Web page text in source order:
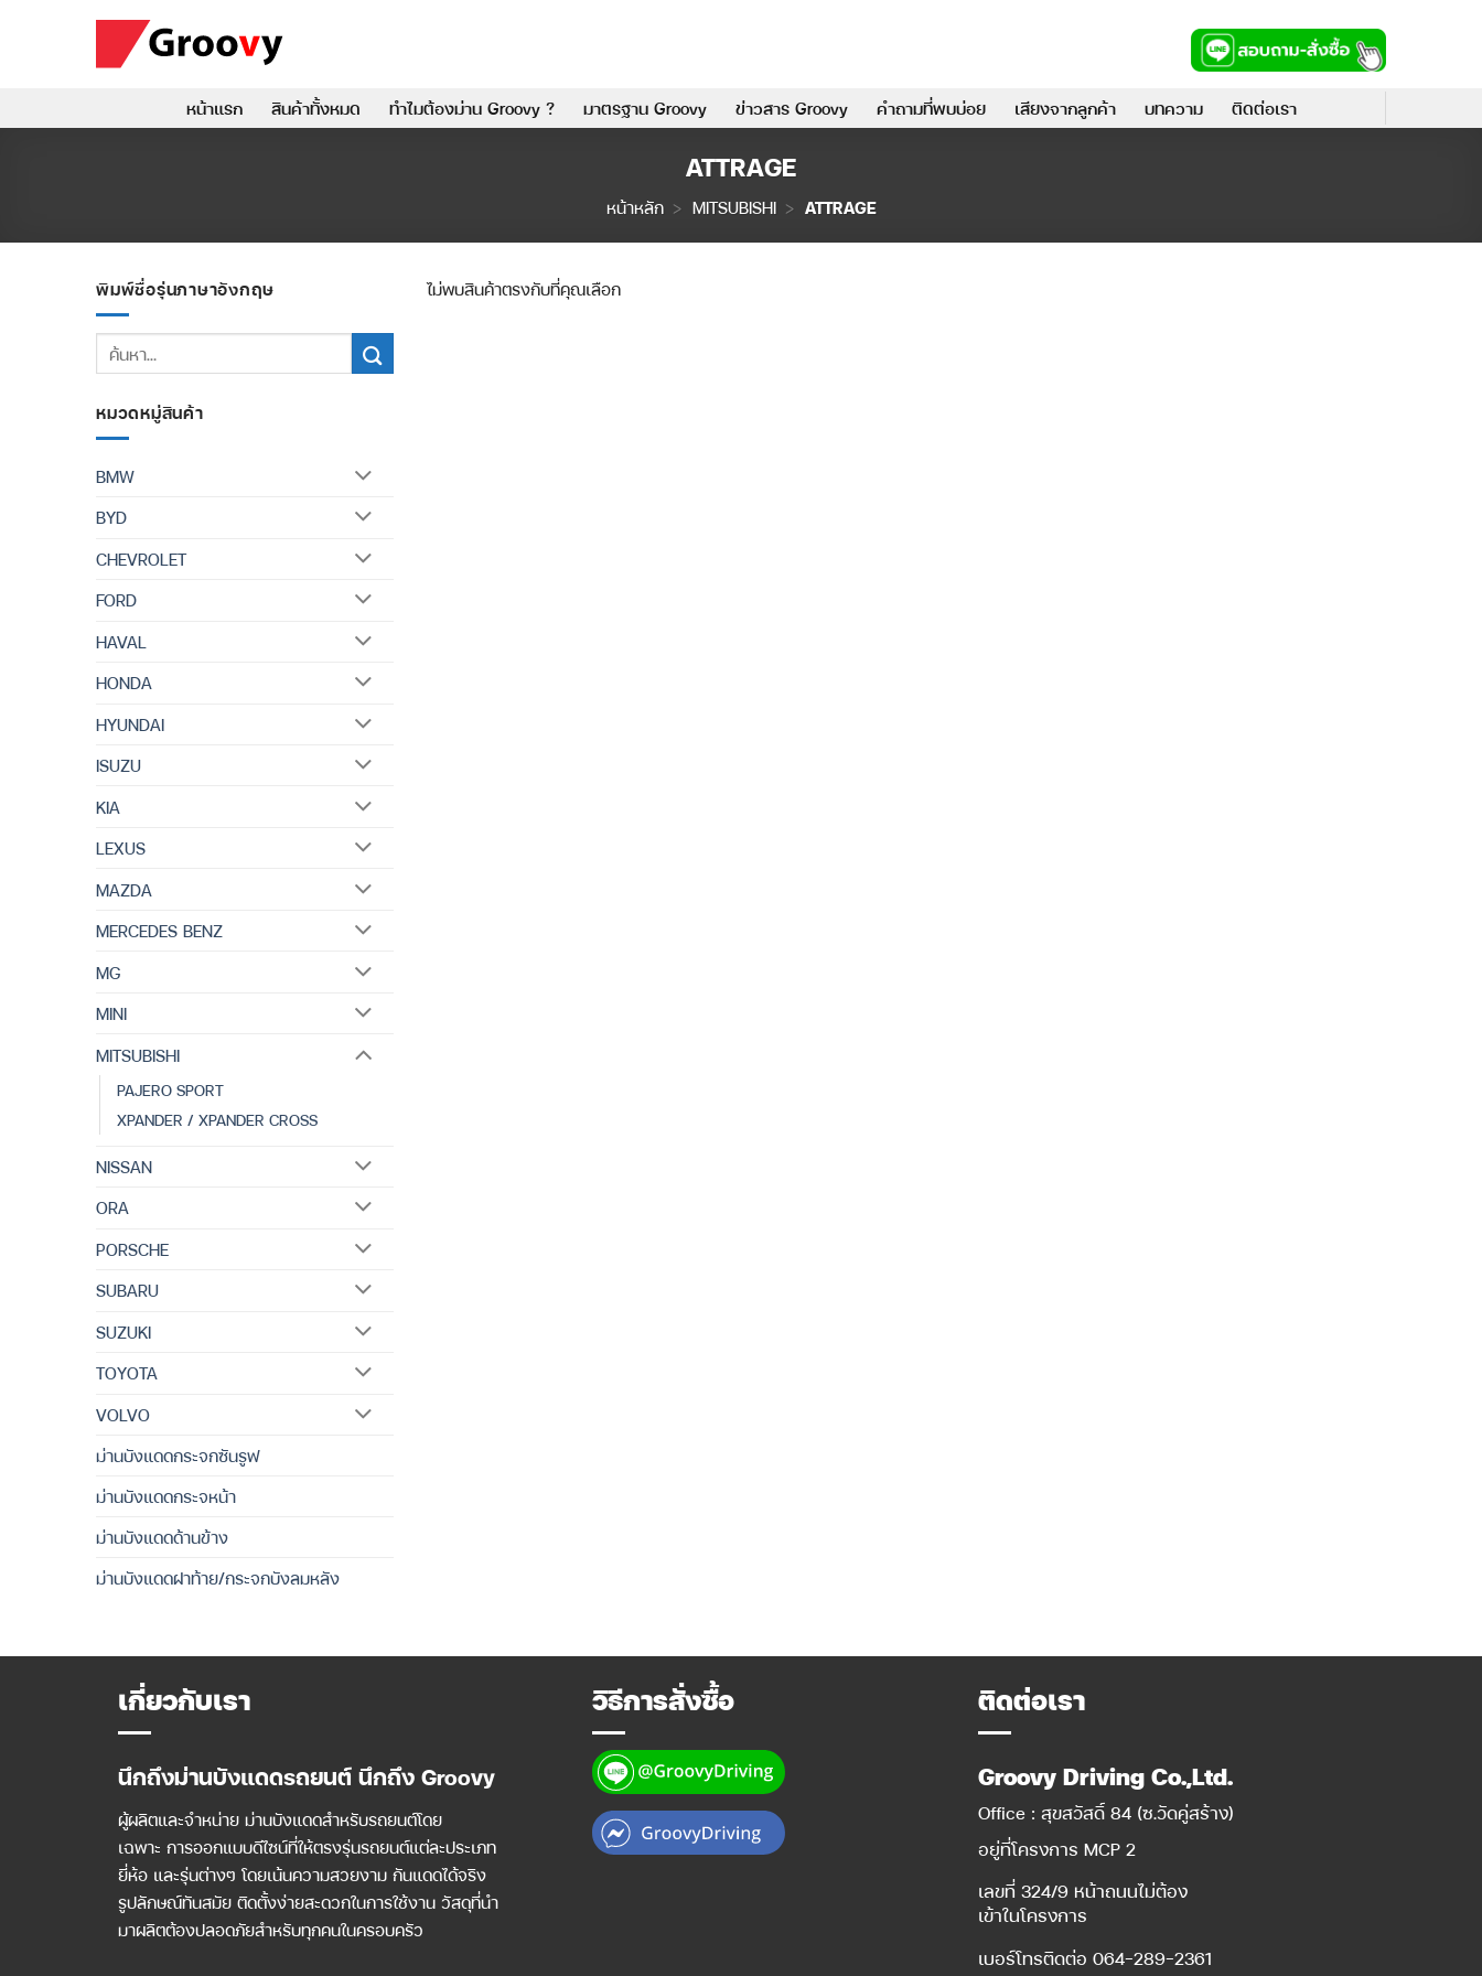
หน้าแรก สินค้าทั้งหมด ทำไมต้องม่าน Groovy ? มาตรฐาน Groovy ข่าวสาร Groovy คำถามที่พบบ่อย เสียงจากลูกค้า บทความ ติดต่อเรา
ATTRAGE
หน้าหลัก > MITSUBISHI > ATTRAGE
พิมพ์ชื่อรุ่นภาษาอังกฤษ
ค้นหา:
หมวดหมู่สินค้า
BMW
BYD
CHEVROLET
FORD
HAVAL
HONDA
HYUNDAI
ISUZU
KIA
LEXUS
MAZDA
MERCEDES BENZ
MG
MINI
MITSUBISHI
PAJERO SPORT
XPANDER / XPANDER CROSS
NISSAN
ORA
PORSCHE
SUBARU
SUZUKI
TOYOTA
VOLVO
ม่านบังแดดกระจกซันรูฟ
ม่านบังแดดกระจหน้า
ม่านบังแดดด้านข้าง
ม่านบังแดดฝาท้าย/กระจกบังลมหลัง
ไม่พบสินค้าตรงกับที่คุณเลือก
เกี่ยวกับเรา
นึกถึงม่านบังแดดรถยนต์ นึกถึง Groovy
ผู้ผลิตและจำหน่าย ม่านบังแดดสำหรับรถยนต์โดย
เฉพาะ การออกแบบดีไซน์ที่ให้ตรงรุ่นรถยนต์แต่ละประเภท
ยี่ห้อ และรุ่นต่างๆ โดยเน้นความสวยงาม กันแดดได้จริง
รูปลักษณ์ทันสมัย ติดตั้งง่ายสะดวกในการใช้งาน วัสดุที่นำ
มาผลิตต้องปลอดภัยสำหรับทุกคนในครอบครัว
วิธีการสั่งซื้อ ติดต่อเรา
Groovy Driving Co.,Ltd.
Office : สุขสวัสดิ์ 84 (ซ.วัดคู่สร้าง)
อยู่ที่โครงการ MCP 2
เลขที่ 324/9 หน้าถนนไม่ต้อง
เข้าในโครงการ
เบอร์โทรติดต่อ 064-289-2361